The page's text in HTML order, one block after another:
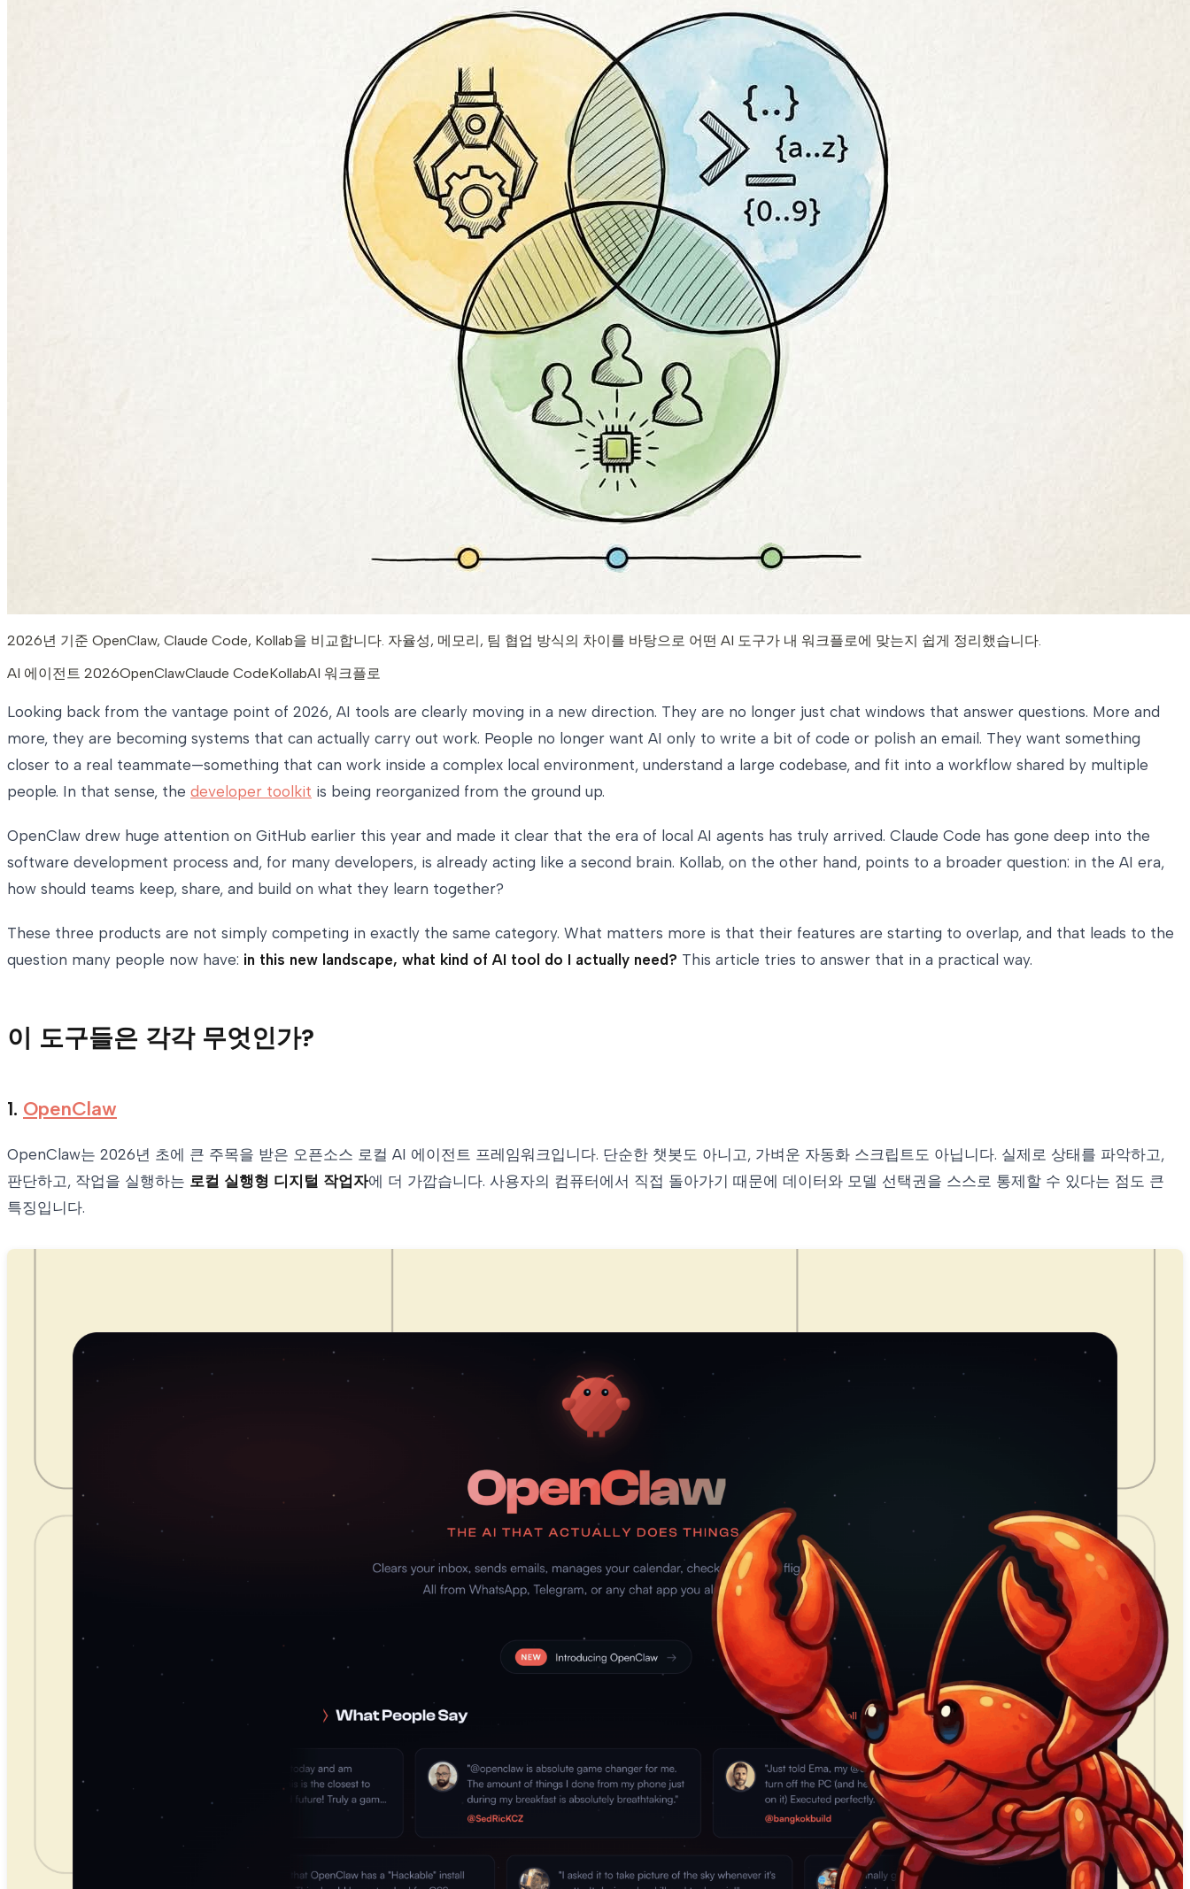
2026년 기준 OpenClaw, Claude Code, Kollab을 비교합니다. 자율성, 메모리, 팀 협업 방식의 차이를 바탕으로 어떤 AI 도구가 내 워크플로에 맞는지 쉽게 정리했습니다.
AI 에이전트 2026OpenClawClaude CodeKollabAI 워크플로
Looking back from the vantage point of 2026, AI tools are clearly moving in a new direction. They are no longer just chat windows that answer questions. More and
more, they are becoming systems that can actually carry out work. People no longer want AI only to write a bit of code or polish an email. They want something
closer to a real teammate—something that can work inside a complex local environment, understand a large codebase, and fit into a workflow shared by multiple
people. In that sense, the developer toolkit is being reorganized from the ground up.
OpenClaw drew huge attention on GitHub earlier this year and made it clear that the era of local AI agents has truly arrived. Claude Code has gone deep into the
software development process and, for many developers, is already acting like a second brain. Kollab, on the other hand, points to a broader question: in the AI era,
how should teams keep, share, and build on what they learn together?
These three products are not simply competing in exactly the same category. What matters more is that their features are starting to overlap, and that leads to the
question many people now have: in this new landscape, what kind of AI tool do I actually need? This article tries to answer that in a practical way.
이 도구들은 각각 무엇인가?
1. OpenClaw
OpenClaw는 2026년 초에 큰 주목을 받은 오픈소스 로컬 AI 에이전트 프레임워크입니다. 단순한 챗봇도 아니고, 가벼운 자동화 스크립트도 아닙니다. 실제로 상태를 파악하고,
판단하고, 작업을 실행하는 로컬 실행형 디지털 작업자에 더 가깝습니다. 사용자의 컴퓨터에서 직접 돌아가기 때문에 데이터와 모델 선택권을 스스로 통제할 수 있다는 점도 큰
특징입니다.